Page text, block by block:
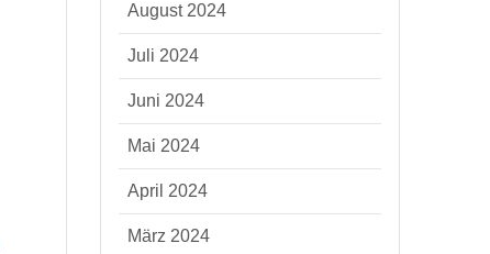
August 2024
Juli 2024
Juni 2024
Mai 2024
April 2024
März 2024